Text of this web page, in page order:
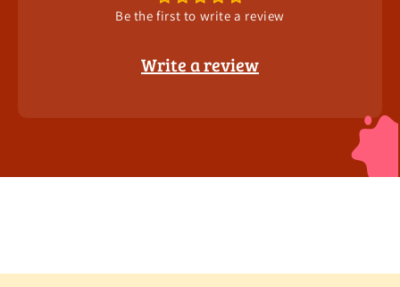
Be the first to write a review
Write a review